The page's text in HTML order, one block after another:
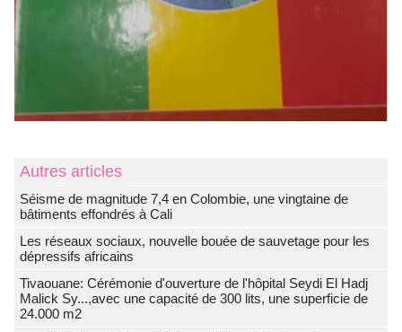
Autres articles
Séisme de magnitude 7,4 en Colombie, une vingtaine de
bâtiments effondrés à Cali
Les réseaux sociaux, nouvelle bouée de sauvetage pour les
dépressifs africains
Tivaouane: Cérémonie d'ouverture de l'hôpital Seydi El Hadj
Malick Sy...,avec une capacité de 300 lits, une superficie de
24.000 m2